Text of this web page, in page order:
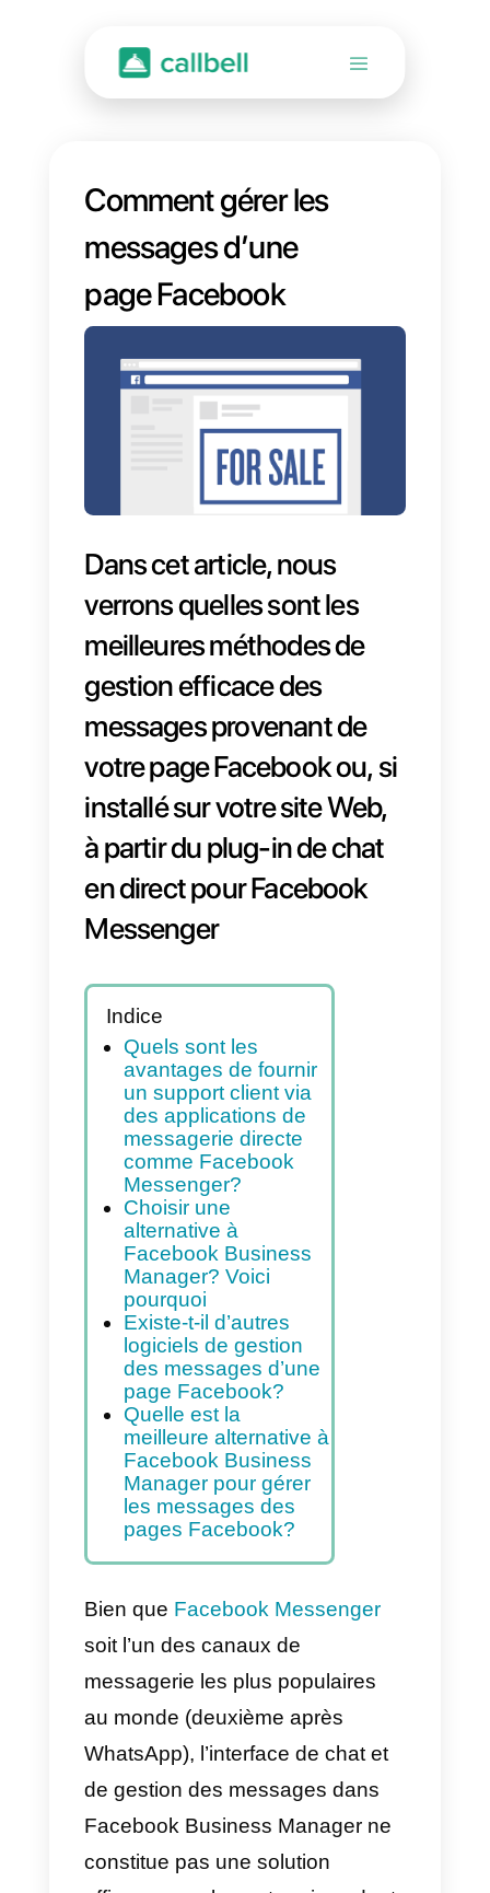
Comment gérer les
messages d’une
page Facebook
Dans cet article, nous
verrons quelles sont les
meilleures méthodes de
gestion efficace des
messages provenant de
votre page Facebook ou, si
installé sur votre site Web,
à partir du plug-in de chat
en direct pour Facebook
Messenger
Indice
Quels sont les
avantages de fournir
un support client via
des applications de
messagerie directe
comme Facebook
Messenger?
Choisir une
alternative à
Facebook Business
Manager? Voici
pourquoi
Existe-t-il d’autres
logiciels de gestion
des messages d’une
page Facebook?
Quelle est la
meilleure alternative à
Facebook Business
Manager pour gérer
les messages des
pages Facebook?